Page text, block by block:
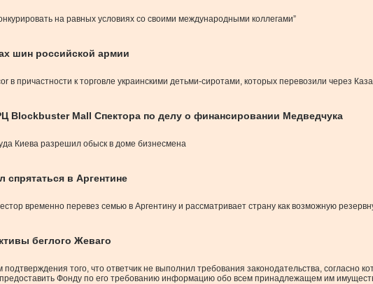
на равных условиях со своими международными коллегами”
шин российской армии
в причастности к торговле украинскими детьми-сиротами, которых перевозили через
Blockbuster Mall Спектора по делу о финансировании Медведчука
Киева разрешил обыск в доме бизнесмена
в Аргентине
временно перевез семью в Аргентину и рассматривает страну как возможную
беглого Жеваго
того, что ответчик не выполнил требования законодательства,
Фонду по его требованию информацию обо всем принадлежащем им